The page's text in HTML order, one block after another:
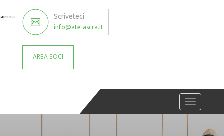
Scriveteci
info@ate-ascra.it
AREA SOCI
Toggle
navigation